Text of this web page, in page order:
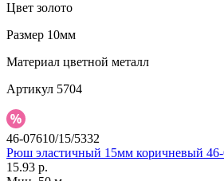
Цвет золото
Размер 10мм
Материал цветной металл
Артикул 5704
46-07610/15/5332
Рюш эластичный 15мм коричневый 46-
15.93 р.